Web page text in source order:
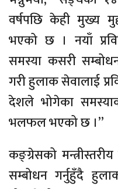
वर्षपछि केही मुख्य
भएको छ । नयाँ
समस्या कसरी
गरी हुलाक सेवालाई
देशले भोगेका
भलफल भएको छ ।”
कङ्ग्रेसको मन्त्रीस्तरीय
सम्बोधन गर्नुहुँदै